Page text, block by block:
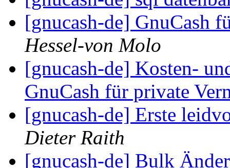
[gnucash-de] GnuCash
Hessel-von Molo
[gnucash-de] Kosten-
GnuCash für private
[gnucash-de] Erste
Dieter Raith
[gnucash-de] Bulk